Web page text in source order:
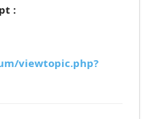
:
viewtopic.php?